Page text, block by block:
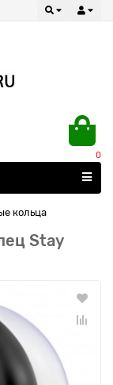
0
кольца
Stay